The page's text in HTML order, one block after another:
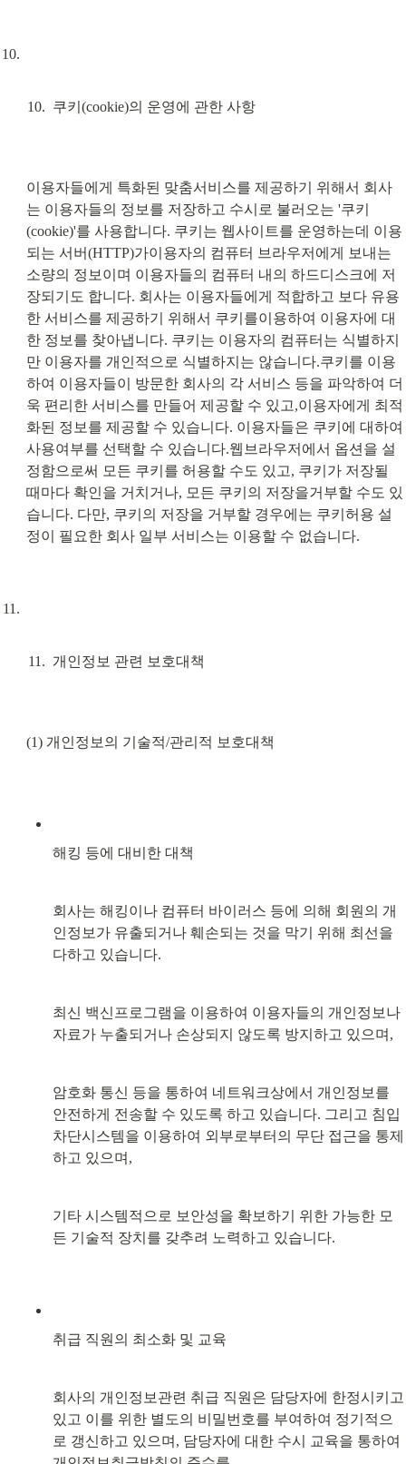
쿠키(cookie)의 운영에 관한 사항
이용자들에게 특화된 맞춤서비스를 제공하기 위해서 회사
는 이용자들의 정보를 저장하고 수시로 불러오는 '쿠키
(cookie)'를 사용합니다. 쿠키는 웹사이트를 운영하는데 이용
되는 서버(HTTP)가이용자의 컴퓨터 브라우저에게 보내는
소량의 정보이며 이용자들의 컴퓨터 내의 하드디스크에 저
장되기도 합니다. 회사는 이용자들에게 적합하고 보다 유용
한 서비스를 제공하기 위해서 쿠키를이용하여 이용자에 대
한 정보를 찾아냅니다. 쿠키는 이용자의 컴퓨터는 식별하지
만 이용자를 개인적으로 식별하지는 않습니다.쿠키를 이용
하여 이용자들이 방문한 회사의 각 서비스 등을 파악하여 더
욱 편리한 서비스를 만들어 제공할 수 있고,이용자에게 최적
화된 정보를 제공할 수 있습니다. 이용자들은 쿠키에 대하여
사용여부를 선택할 수 있습니다.웹브라우저에서 옵션을 설
정함으로써 모든 쿠키를 허용할 수도 있고, 쿠키가 저장될
때마다 확인을 거치거나, 모든 쿠키의 저장을거부할 수도 있
습니다. 다만, 쿠키의 저장을 거부할 경우에는 쿠키허용 설
정이 필요한 회사 일부 서비스는 이용할 수 없습니다.
개인정보 관련 보호대책
(1) 개인정보의 기술적/관리적 보호대책
해킹 등에 대비한 대책
회사는 해킹이나 컴퓨터 바이러스 등에 의해 회원의 개
인정보가 유출되거나 훼손되는 것을 막기 위해 최선을
다하고 있습니다.
최신 백신프로그램을 이용하여 이용자들의 개인정보나
자료가 누출되거나 손상되지 않도록 방지하고 있으며,
암호화 통신 등을 통하여 네트워크상에서 개인정보를
안전하게 전송할 수 있도록 하고 있습니다. 그리고 침입
차단시스템을 이용하여 외부로부터의 무단 접근을 통제
하고 있으며,
기타 시스템적으로 보안성을 확보하기 위한 가능한 모
든 기술적 장치를 갖추려 노력하고 있습니다.
취급 직원의 최소화 및 교육
회사의 개인정보관련 취급 직원은 담당자에 한정시키고
있고 이를 위한 별도의 비밀번호를 부여하여 정기적으
로 갱신하고 있으며, 담당자에 대한 수시 교육을 통하여